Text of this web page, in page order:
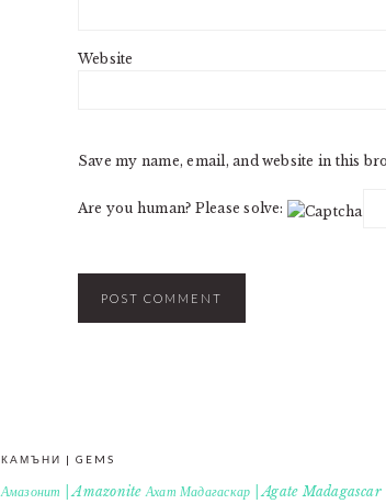
Website
Save my name, email, and website in this
Are you human? Please solve:
КАМЪНИ | GEMS
Амазонит | Amazonite Ахат Мадагаскар | Agate Madagascar